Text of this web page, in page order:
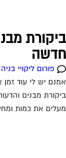
פורום ליקויי בניה
יש לי עוד זמן
מבנים
את כמות